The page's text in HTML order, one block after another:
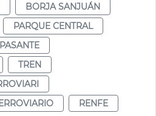
BORJA SANJUÁN
PARQUE CENTRAL
TREN
RENFE